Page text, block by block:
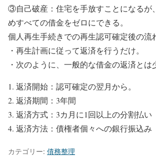
③自己破産：住宅を手放すことになるが
めすべての借金をゼロにできる。
個人再生手続きでの再生認可確定後の流
・再生計画に従って返済を行うだけ。
・次のように、一般的な借金の返済とは
返済開始：認可確定の翌月から。
返済期間：3年間
返済方式：3カ月に1回以上の分割払い
返済方法：債権者個々への銀行振込み
カテゴリー: 債務整理